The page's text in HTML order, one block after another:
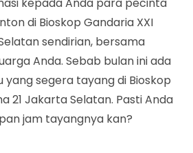
di Bioskop Gandaria XXI
sendirian, bersama
Anda. Sebab bulan ini ada
segera tayang di Bioskop
21 Jakarta Selatan. Pasti Anda
jam tayangnya kan?